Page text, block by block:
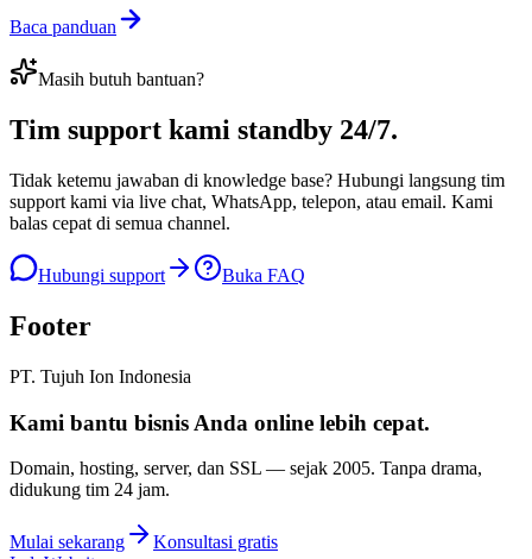
Baca panduan
Masih butuh bantuan?
Tim support kami standby 24/7.
Tidak ketemu jawaban di knowledge base? Hubungi langsung tim
support kami via live chat, WhatsApp, telepon, atau email. Kami
balas cepat di semua channel.
Hubungi support Buka FAQ
Footer
PT. Tujuh Ion Indonesia
Kami bantu bisnis Anda online lebih cepat.
Domain, hosting, server, dan SSL — sejak 2005. Tanpa drama,
didukung tim 24 jam.
Mulai sekarang
Konsultasi gratis